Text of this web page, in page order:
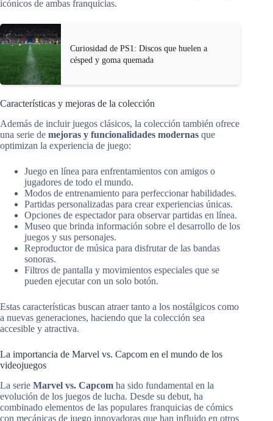
icónicos de ambas franquicias.
Curiosidad de PS1: Discos que huelen a
césped y goma quemada
Características y mejoras de la colección
Además de incluir juegos clásicos, la colección también ofrece
una serie de mejoras y funcionalidades modernas que
optimizan la experiencia de juego:
Juego en línea para enfrentamientos con amigos o
jugadores de todo el mundo.
Modos de entrenamiento para perfeccionar habilidades.
Partidas personalizadas para crear experiencias únicas.
Opciones de espectador para observar partidas en línea.
Museo que brinda información sobre el desarrollo de los
juegos y sus personajes.
Reproductor de música para disfrutar de las bandas
sonoras.
Filtros de pantalla y movimientos especiales que se
pueden ejecutar con un solo botón.
Estas características buscan atraer tanto a los nostálgicos como
a nuevas generaciones, haciendo que la colección sea
accesible y atractiva.
La importancia de Marvel vs. Capcom en el mundo de los
videojuegos
La serie Marvel vs. Capcom ha sido fundamental en la
evolución de los juegos de lucha. Desde su debut, ha
combinado elementos de las populares franquicias de cómics
con mecánicas de juego innovadoras que han influido en otros